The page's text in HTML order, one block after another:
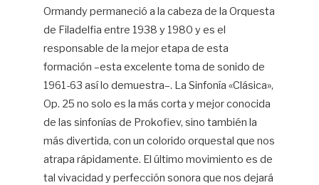
Ormandy permaneció a la cabeza de la Orquesta
de Filadelfia entre 1938 y 1980 y es el
responsable de la mejor etapa de esta
formación –esta excelente toma de sonido de
1961-63 así lo demuestra–. La Sinfonía «Clásica»,
Op. 25 no solo es la más corta y mejor conocida
de las sinfonías de Prokofiev, sino también la
más divertida, con un colorido orquestal que nos
atrapa rápidamente. El último movimiento es de
tal vivacidad y perfección sonora que nos dejará